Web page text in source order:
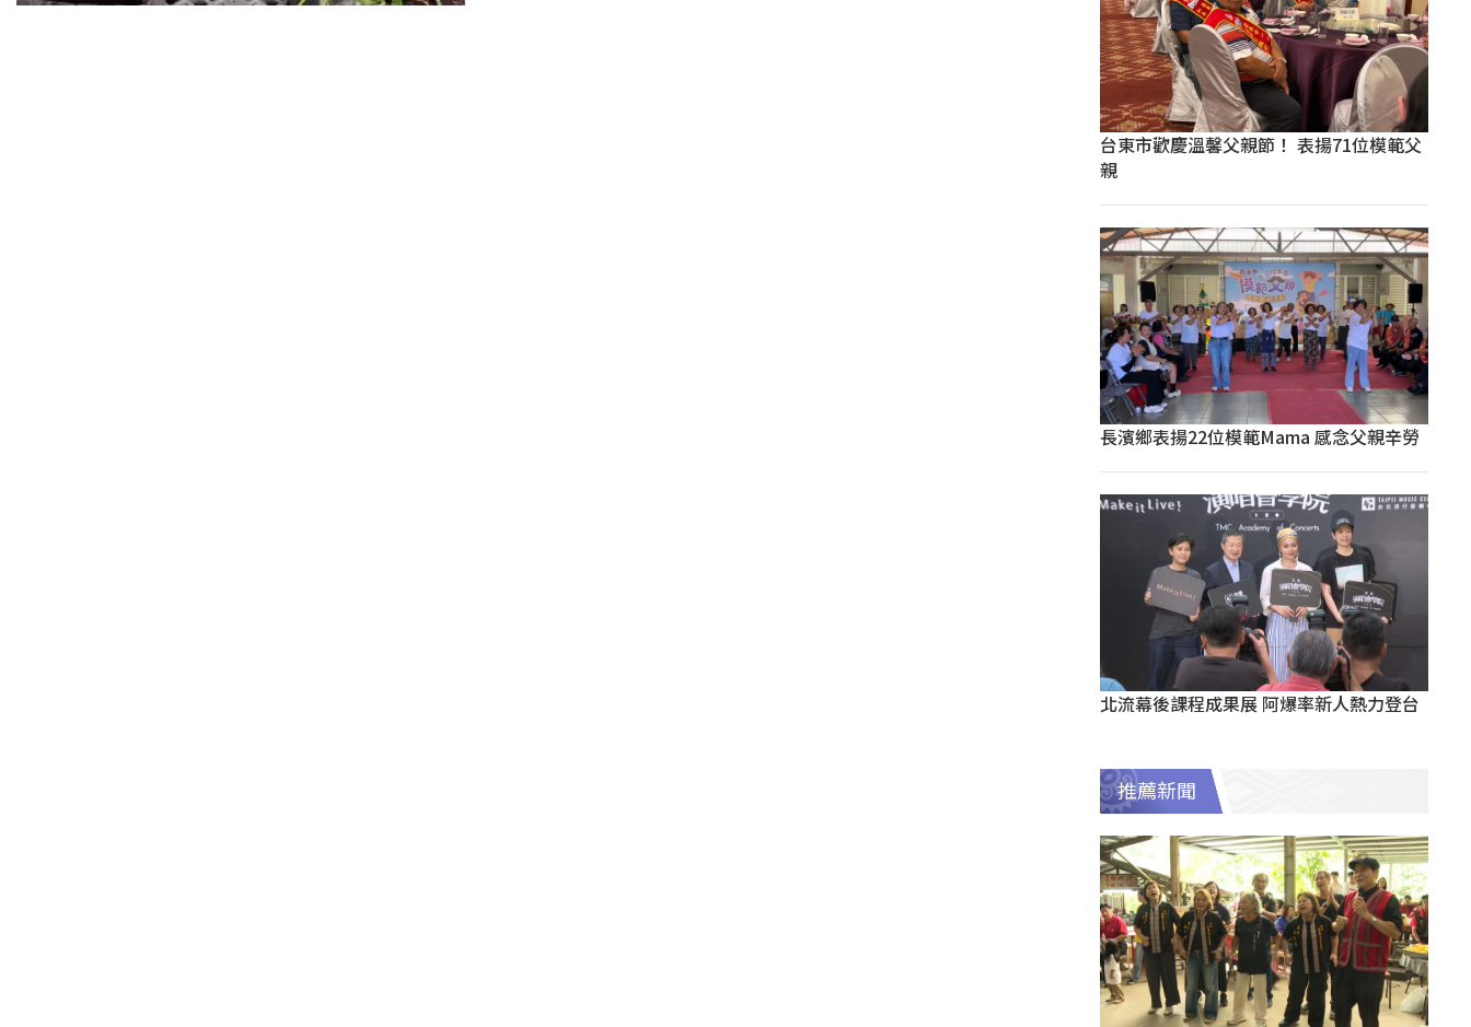
台東市歡慶溫馨父親節！ 表揚71位模範父
親
長濱鄉表揚22位模範Mama 感念父親辛勞
北流幕後課程成果展 阿爆率新人熱力登台
推薦新聞